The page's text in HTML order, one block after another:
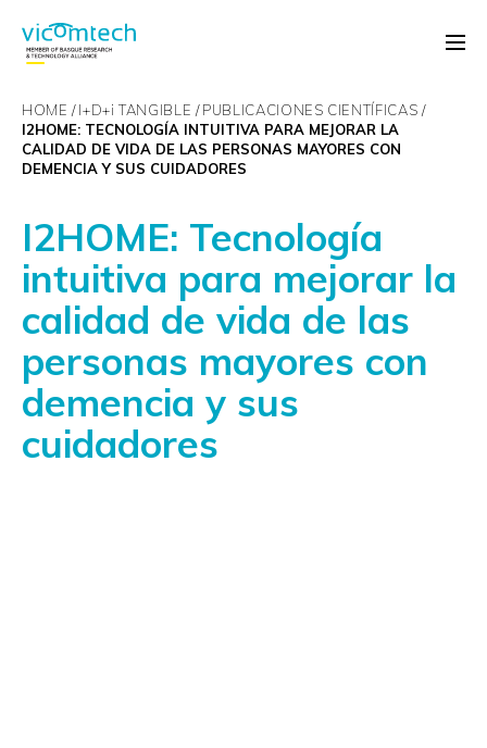
HOME I+D+i TANGIBLE PUBLICACIONES CIENTÍFICAS
I2HOME: TECNOLOGÍA INTUITIVA PARA MEJORAR LA
CALIDAD DE VIDA DE LAS PERSONAS MAYORES CON
DEMENCIA Y SUS CUIDADORES
I2HOME: Tecnología
intuitiva para mejorar la
calidad de vida de las
personas mayores con
demencia y sus
cuidadores